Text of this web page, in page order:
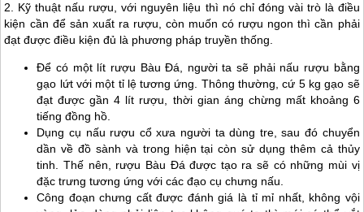
2. Kỹ thuật nấu rượu, với nguyên liệu thì nó chỉ đóng vài trò là điều
kiện cần để sản xuất ra rượu, còn muốn có rượu ngon thì cần phải
đạt được điều kiện đủ là phương pháp truyền thống.
Để có một lít rượu Bàu Đá, người ta sẽ phải nấu rượu bằng
gạo lứt với một tỉ lệ tương ứng. Thông thường, cứ 5 kg gạo sẽ
đạt được gần 4 lít rượu, thời gian áng chừng mất khoảng 6
tiếng đồng hồ.
Dụng cụ nấu rượu cổ xưa người ta dùng tre, sau đó chuyển
dần về đồ sành và trong hiện tại còn sử dụng thêm cả thủy
tinh. Thế nên, rượu Bàu Đá được tạo ra sẽ có những mùi vị
đặc trưng tương ứng với các đạo cụ chưng nấu.
Công đoạn chưng cất được đánh giá là tỉ mỉ nhất, không vội